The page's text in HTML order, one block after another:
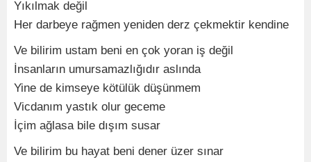
Yıkılmak değil
Her darbeye rağmen yeniden derz çekmektir kendine
Ve bilirim ustam beni en çok yoran iş değil
İnsanların umursamazlığıdır aslında
Yine de kimseye kötülük düşünmem
Vicdanım yastık olur geceme
İçim ağlasa bile dışım susar
Ve bilirim bu hayat beni dener üzer sınar